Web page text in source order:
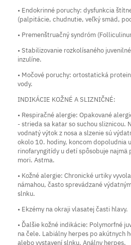
• Endokrinné poruchy: dysfunkcia
(palpitácie, chudnutie, veľký smäd,
• Premenštruačný syndróm
• Stabilizovanie rozkolísaného
inzulíne.
• Močové poruchy: ortostatická
vody.
INDIKÁCIE KOŽNÉ A SLIZNIČNÉ:
• Respiračné alergie: Opakované
- strieda sa katar so suchou sliznicou.
vodnatý výtok z nosa a slzenie sú
okolo 10. hodiny, koncom dopoludnia
rinofaryngitídy u detí spôsobuje
mori. Astma.
• Kožné alergie: Chronické urtiky
námahou, často sprevádzané
slnku.
• Ekzémy na okraji vlasatej časti hlavy.
• Ďalšie kožné indikácie: Polymorfné
na čele. Labiálny herpes po akútnych
alebo vystavení slnku. Análny herpes.